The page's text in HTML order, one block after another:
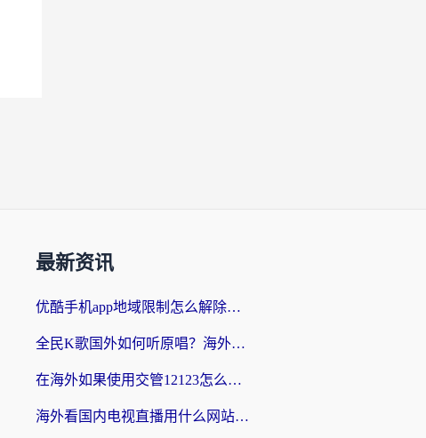
最新资讯
优酷手机app地域限制怎么解除？海外党亲测有效的追剧方案
全民K歌国外如何听原唱？海外党亲测有效的回国加速器选择指南
在海外如果使用交管12123怎么处理？留学生亲测有效的回国加速方案
海外看国内电视直播用什么网站比较好？一篇解决你所有追剧难题的实用指南